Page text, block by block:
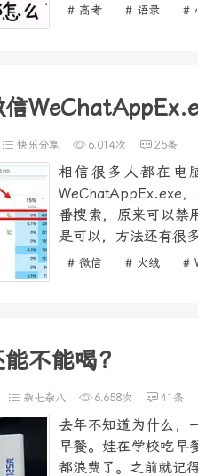
# 高考 # 语录 #
快乐分享 6,014次 25条
相信很多人都在电
WeChatAppEx.exe
番搜索，原来可以禁
是可以，方法还有很
# 微信 # 火绒 #
不能喝？
杂七杂八 6,658次 41条
去年不知道为什么，
早餐。娃在学校吃早
都浪费了。之前就记